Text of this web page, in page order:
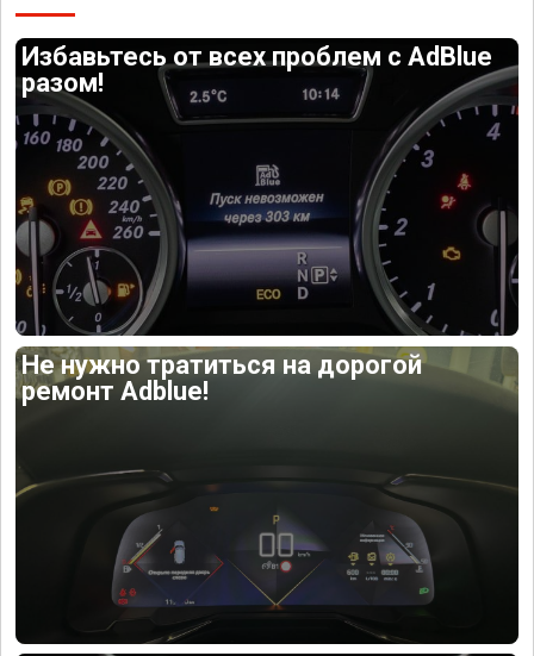
Избавьтесь от всех проблем с AdBlue
разом!
Не нужно тратиться на дорогой
ремонт Adblue!